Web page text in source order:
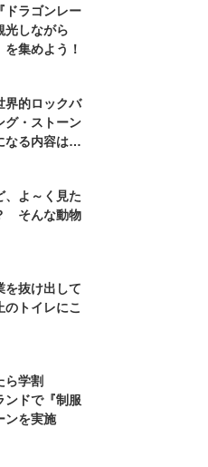
ドラゴンレー
しながら
を集めよう！
界的ロックバ
グ・ストーン
なる内容は…
、よ～く見た
そんな動物
を抜け出して
トイレにこ
ら学割
ドで『制服
ンを実施